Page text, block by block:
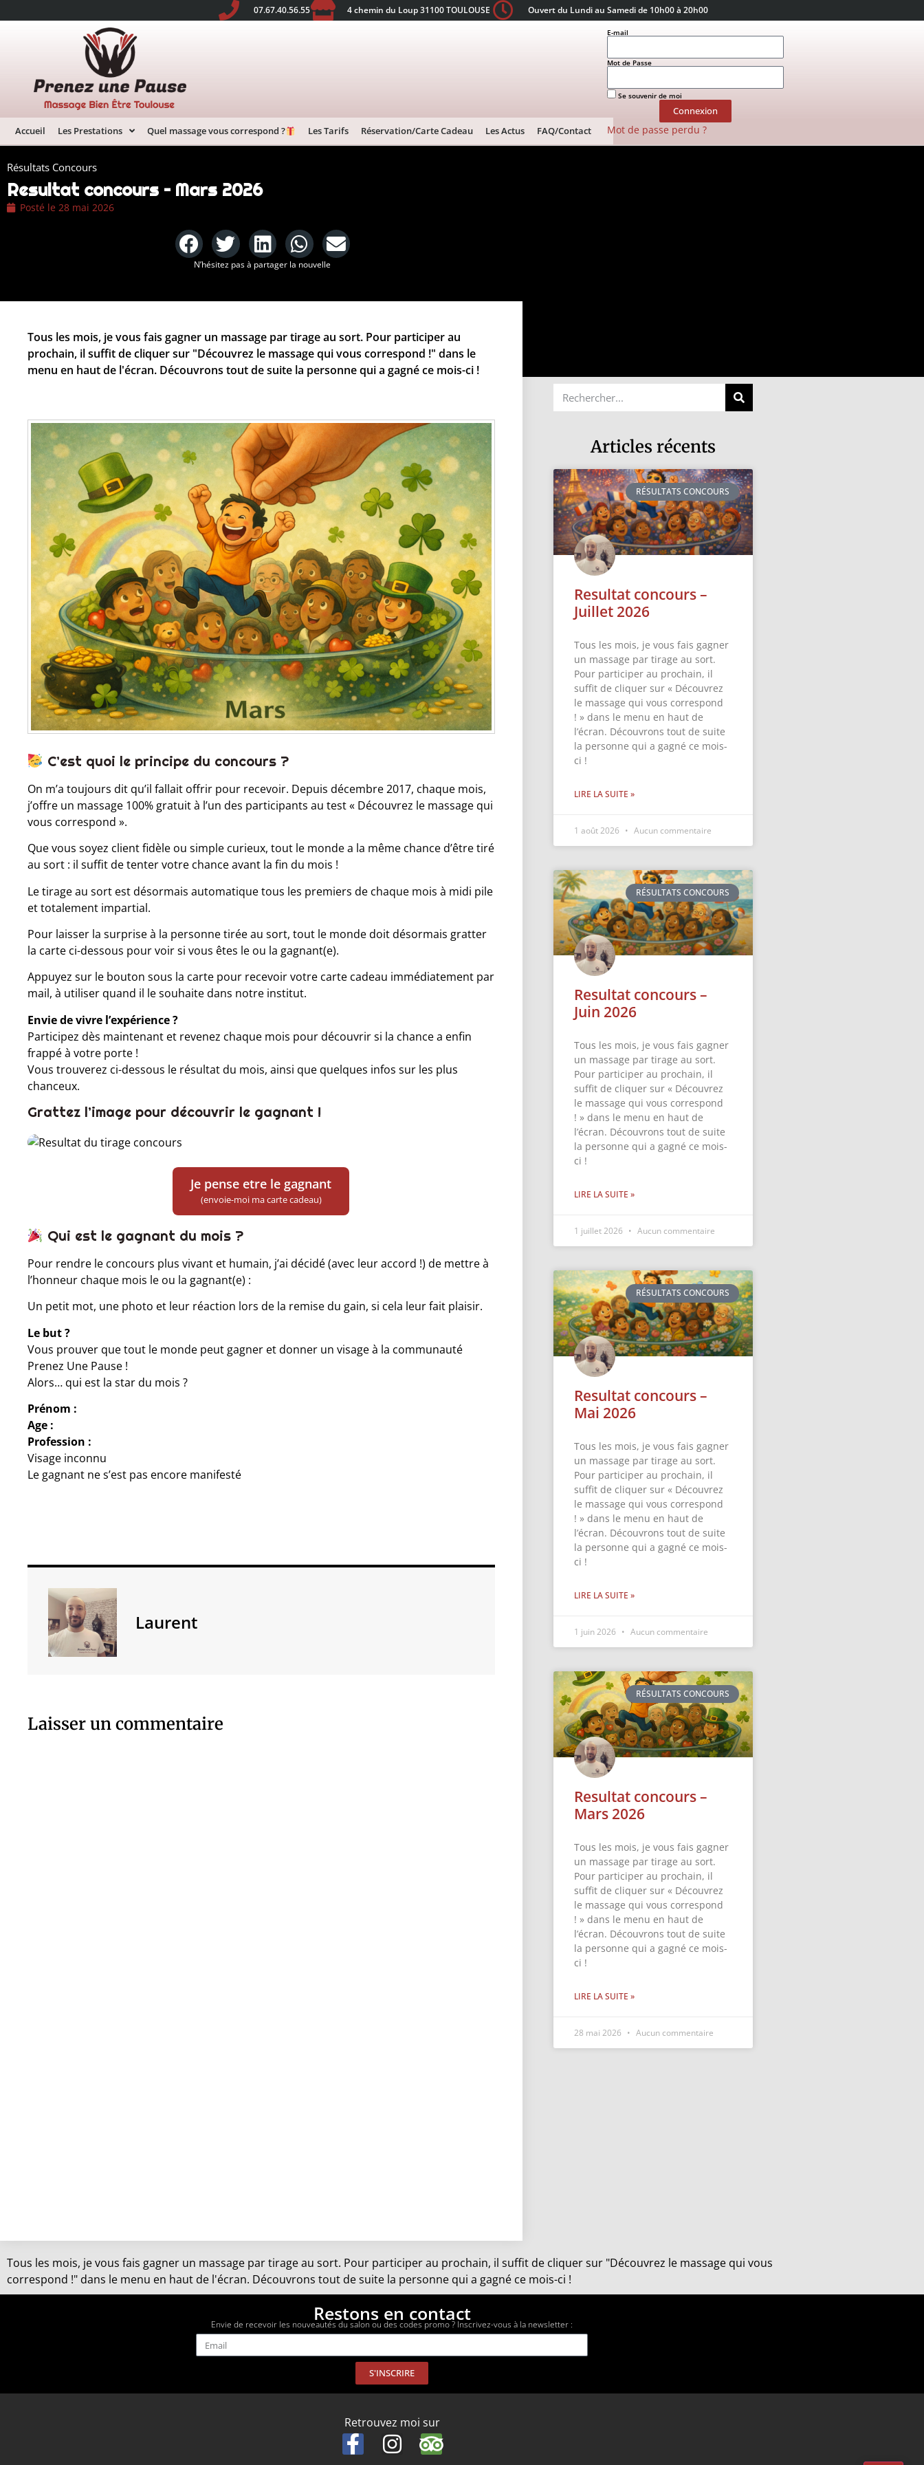
07.67.40.56.55 4 chemin du Loup 31100 TOULOUSE Ouvert du Lundi au Samedi de 10h00 à 20h00
Accueil Les Prestations Quel massage vous correspond ? Les Tarifs Réservation/Carte Cadeau Les Actus FAQ/Contact
E-mail
Mot de Passe
Se souvenir de moi
Connexion
Mot de passe perdu ?
Résultats Concours
Resultat concours – Mars 2026
Posté le 28 mai 2026
N’hésitez pas à partager la nouvelle
Tous les mois, je vous fais gagner un massage par tirage au sort. Pour participer au
prochain, il suffit de cliquer sur "Découvrez le massage qui vous correspond !" dans le
menu en haut de l'écran. Découvrons tout de suite la personne qui a gagné ce mois-ci !
C’est quoi le principe du concours ?
On m’a toujours dit qu’il fallait offrir pour recevoir. Depuis décembre 2017, chaque mois,
j’offre un massage 100% gratuit à l’un des participants au test « Découvrez le massage qui
vous correspond ».
Que vous soyez client fidèle ou simple curieux, tout le monde a la même chance d’être tiré
au sort : il suffit de tenter votre chance avant la fin du mois !
Le tirage au sort est désormais automatique tous les premiers de chaque mois à midi pile
et totalement impartial.
Pour laisser la surprise à la personne tirée au sort, tout le monde doit désormais gratter
la carte ci-dessous pour voir si vous êtes le ou la gagnant(e).
Appuyez sur le bouton sous la carte pour recevoir votre carte cadeau immédiatement par
mail, à utiliser quand il le souhaite dans notre institut.
Envie de vivre l’expérience ?
Participez dès maintenant et revenez chaque mois pour découvrir si la chance a enfin
frappé à votre porte !
Vous trouverez ci-dessous le résultat du mois, ainsi que quelques infos sur les plus
chanceux.
Grattez l’image pour découvrir le gagnant !
Je pense etre le gagnant
(envoie-moi ma carte cadeau)
Qui est le gagnant du mois ?
Pour rendre le concours plus vivant et humain, j’ai décidé (avec leur accord !) de mettre à
l’honneur chaque mois le ou la gagnant(e) :
Un petit mot, une photo et leur réaction lors de la remise du gain, si cela leur fait plaisir.
Le but ?
Vous prouver que tout le monde peut gagner et donner un visage à la communauté
Prenez Une Pause !
Alors… qui est la star du mois ?
Prénom :
Age :
Profession :
Visage inconnu
Le gagnant ne s’est pas encore manifesté
Laurent
Laisser un commentaire
Articles récents
RÉSULTATS CONCOURS
Resultat concours –
Juillet 2026
Tous les mois, je vous fais gagner
un massage par tirage au sort.
Pour participer au prochain, il
suffit de cliquer sur « Découvrez
le massage qui vous correspond
! » dans le menu en haut de
l’écran. Découvrons tout de suite
la personne qui a gagné ce mois-
ci !
LIRE LA SUITE »
1 août 2026 Aucun commentaire
RÉSULTATS CONCOURS
Resultat concours –
Juin 2026
Tous les mois, je vous fais gagner
un massage par tirage au sort.
Pour participer au prochain, il
suffit de cliquer sur « Découvrez
le massage qui vous correspond
! » dans le menu en haut de
l’écran. Découvrons tout de suite
la personne qui a gagné ce mois-
ci !
LIRE LA SUITE »
1 juillet 2026 Aucun commentaire
RÉSULTATS CONCOURS
Resultat concours –
Mai 2026
Tous les mois, je vous fais gagner
un massage par tirage au sort.
Pour participer au prochain, il
suffit de cliquer sur « Découvrez
le massage qui vous correspond
! » dans le menu en haut de
l’écran. Découvrons tout de suite
la personne qui a gagné ce mois-
ci !
LIRE LA SUITE »
1 juin 2026 Aucun commentaire
RÉSULTATS CONCOURS
Resultat concours –
Mars 2026
Tous les mois, je vous fais gagner
un massage par tirage au sort.
Pour participer au prochain, il
suffit de cliquer sur « Découvrez
le massage qui vous correspond
! » dans le menu en haut de
l’écran. Découvrons tout de suite
la personne qui a gagné ce mois-
ci !
LIRE LA SUITE »
28 mai 2026 Aucun commentaire
Tous les mois, je vous fais gagner un massage par tirage au sort. Pour participer au prochain, il suffit de cliquer sur "Découvrez le massage qui vous
correspond !" dans le menu en haut de l'écran. Découvrons tout de suite la personne qui a gagné ce mois-ci !
Restons en contact
Envie de recevoir les nouveautés du salon ou des codes promo ? Inscrivez-vous à la newsletter :
S'INSCRIRE
Retrouvez moi sur